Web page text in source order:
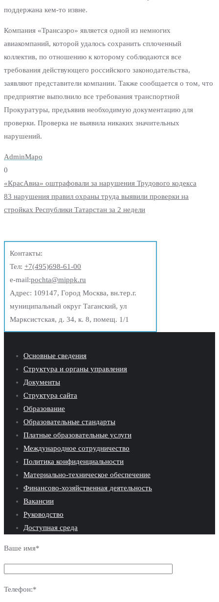
поддержана кем-то извне.
Компания «Трансаэро» является одной из немногих
авиакомпаний, которой удалось сохранить сплоченный
коллектив, по отношению к которому соблюдаются все
требования действующего российского законодательства,
заявляют представители компании. Также сообщается о том, что
предприятие выполнило все требования транспортной
Прокуратуры, предъявив необходимую документацию для
проверки. Проверка не выявила никаких значительных
нарушений.
AdminMapo
0
Навигация
по
записям
«КрасАвиа» оштрафовали за нарушения Трудового кодекса
83 нарушения правил охраны труда выявили проверки на
стройках Республики Татарстан за 2 недели
Контакты:
Тел: +7(495)698-61-00
e-mail:pochta@mippk.ru
Адрес: 109147, Город Москва, вн.тер.г.
муниципальный округ Таганский, ул
Марксистская, д. 34, к. 8, помещ. 1/1
Основные сведения
Структура и органы управления
Документы
Структура сайта
Образование
Образовательные стандарты
Платные образовательные услуги
Международное сотрудничество
Политика конфиденциальности
Материально-техническое обеспечение
Финансово-хозяйственная деятельность
Вакансии
Руководство
Доступная среда
Ваше имя*
Телефон:*